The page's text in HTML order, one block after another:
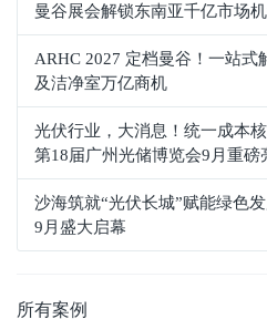
曼谷展会解锁东南亚千亿市场
ARHC 2027 定档曼谷！一站
及洁净室万亿商机
光伏行业，大消息！统一成本
第18届广州光储博览会9月重
沙海筑就“光伏长城”赋能绿色
9月盛大启幕
所有案例